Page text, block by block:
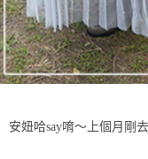
安妞哈say唷～上個月剛